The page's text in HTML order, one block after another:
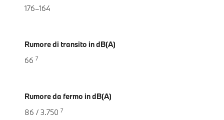
176–164
Rumore di transito in dB(A)
66 7
Rumore da fermo in dB(A)
86 / 3.750 7